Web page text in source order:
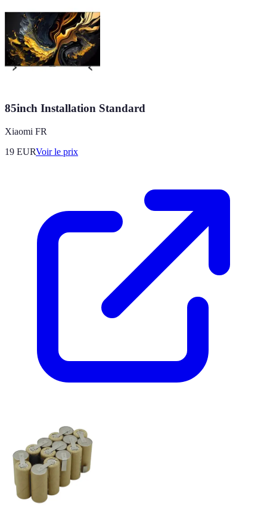
85inch Installation Standard
Xiaomi FR
19 EURVoir le prix